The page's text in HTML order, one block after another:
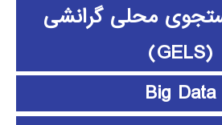
محلی گرانشی
(GELS)
Big Data